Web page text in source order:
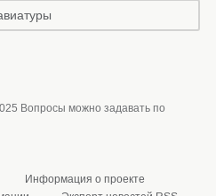
Вопросы можно задавать по
Информация о проекте